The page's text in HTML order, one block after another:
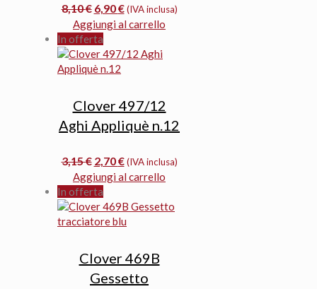
8,10€ Il
prezzo
originale
era:
8,10 €.
6,90€Il
prezzo
è:
(IVA inclusa)
Aggiungi al carrello
In offerta
Clover 497/12
Aghi Appliquè n.12
3,15€ Il
prezzo
originale
era:
3,15 €.
2,70€Il
prezzo
è:
2,70 €.
(IVA inclusa)
Aggiungi al carrello
In offerta
Clover 469B
Gessetto